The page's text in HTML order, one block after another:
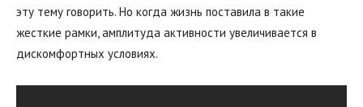
эту тему говорить. Но когда жизнь поставила в такие
жесткие рамки, амплитуда активности увеличивается в
дискомфортных условиях.